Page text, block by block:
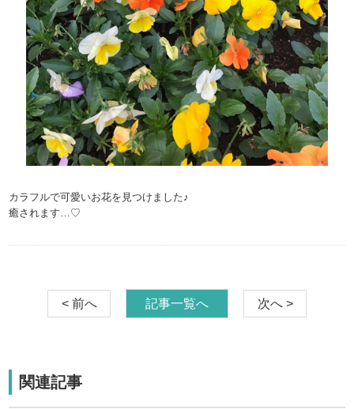
カラフルで可愛いお花を見つけました♪
癒されます…♡
< 前へ 記事一覧へ 次へ >
関連記事